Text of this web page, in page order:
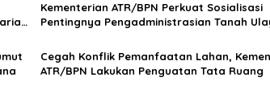
Kementerian ATR/BPN Perkuat Sosialisasi
Pentingnya Pengadministrasian Tanah
Cegah Konflik Pemanfaatan Lahan,
ATR/BPN Lakukan Penguatan Tata Ruang